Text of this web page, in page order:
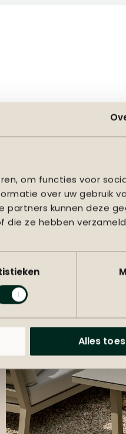
om functies voor
over uw gebruik
partners kunnen deze
ze hebben
Alles